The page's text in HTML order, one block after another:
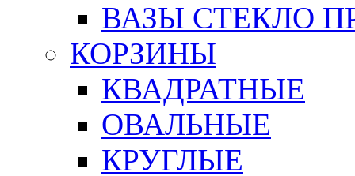
ВАЗЫ СТЕКЛО
КОРЗИНЫ
КВАДРАТНЫЕ
ОВАЛЬНЫЕ
КРУГЛЫЕ